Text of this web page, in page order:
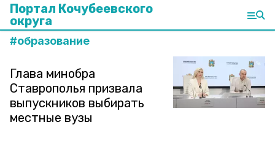
Портал Кочубеевского
округа
#образование
Глава минобра
Ставрополья призвала
выпускников выбирать
местные вузы